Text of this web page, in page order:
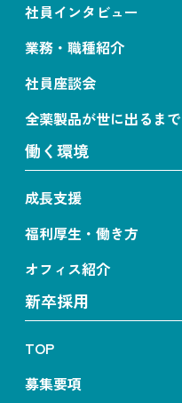
社員インタビュー
業務・職種紹介
社員座談会
全薬製品が世に出るまで
働く環境
成長支援
福利厚生・働き方
オフィス紹介
新卒採用
TOP
募集要項